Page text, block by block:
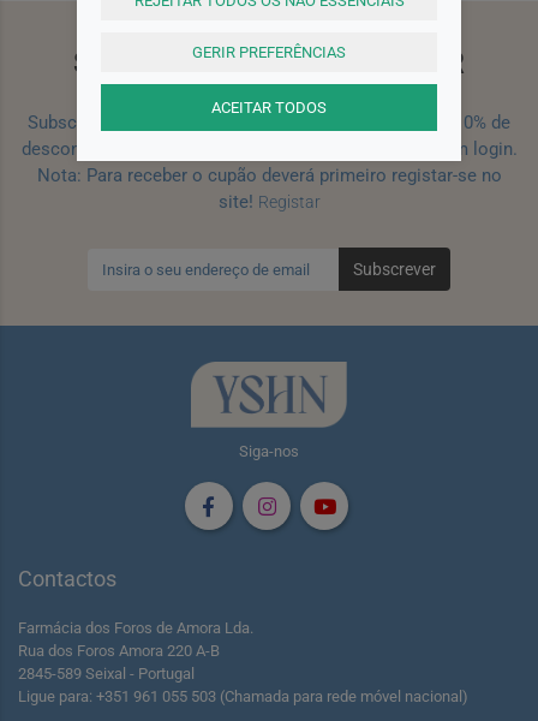
SUBSCREVA A NEWSLETTER
Subscreva a nossa newsletter e receba um cupão de 10% de
desconto para a sua próxima encomenda efetuada com login.
Nota: Para receber o cupão deverá primeiro registar-se no
site! Registar
Subscrever
Siga-nos
Contactos
Farmácia dos Foros de Amora Lda.
Rua dos Foros Amora 220 A-B
2845-589 Seixal - Portugal
Ligue para: +351 961 055 503 (Chamada para rede móvel nacional)
GERIR PREFERÊNCIAS
ACEITAR TODOS